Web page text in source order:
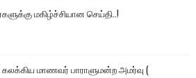
மகிழ்ச்சியான செய்தி..!
மாணவர் பாராளுமன்ற அமர்வு (